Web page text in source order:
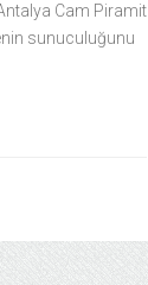
Cam Piramit
sunuculuğunu